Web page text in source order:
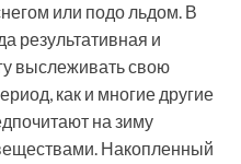
или подо льдом. В
результативная и
выслеживать свою
как и многие другие
на зиму
Накопленный